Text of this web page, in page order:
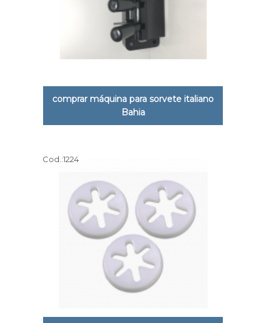
comprar máquina para sorvete italiano
Bahia
Cod.:1224